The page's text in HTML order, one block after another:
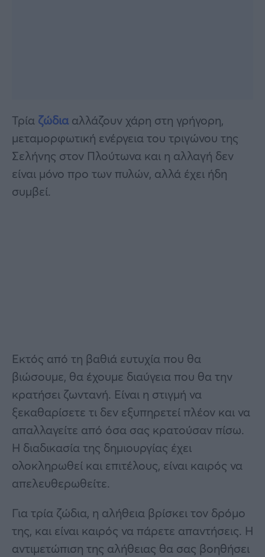
Τρία ζώδια αλλάζουν χάρη στη γρήγορη,
μεταμορφωτική ενέργεια του τριγώνου της
Σελήνης στον Πλούτωνα και η αλλαγή δεν
είναι μόνο προ των πυλών, αλλά έχει ήδη
συμβεί.
Εκτός από τη βαθιά ευτυχία που θα
βιώσουμε, θα έχουμε διαύγεια που θα την
κρατήσει ζωντανή. Είναι η στιγμή να
ξεκαθαρίσετε τι δεν εξυπηρετεί πλέον και να
απαλλαγείτε από όσα σας κρατούσαν πίσω.
Η διαδικασία της δημιουργίας έχει
ολοκληρωθεί και επιτέλους, είναι καιρός να
απελευθερωθείτε.
Για τρία ζώδια, η αλήθεια βρίσκει τον δρόμο
της, και είναι καιρός να πάρετε απαντήσεις. Η
αντιμετώπιση της αλήθειας θα σας βοηθήσει